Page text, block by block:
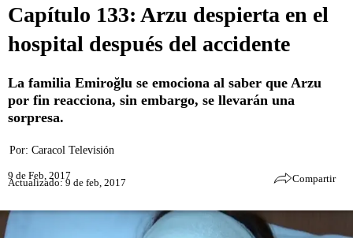
Capítulo 133: Arzu despierta en el
hospital después del accidente
La familia Emiroğlu se emociona al saber que Arzu
por fin reacciona, sin embargo, se llevarán una
sorpresa.
Por: Caracol Televisión
9 de Feb, 2017
Actualizado: 9 de feb, 2017 Compartir